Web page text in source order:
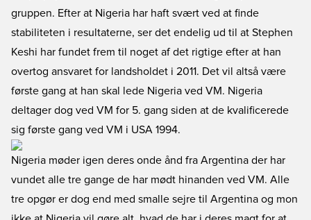
gruppen. Efter at Nigeria har haft svært ved at finde
stabiliteten i resultaterne, ser det endelig ud til at Stephen
Keshi har fundet frem til noget af det rigtige efter at han
overtog ansvaret for landsholdet i 2011. Det vil altså være
første gang at han skal lede Nigeria ved VM. Nigeria
deltager dog ved VM for 5. gang siden at de kvalificerede
sig første gang ved VM i USA 1994.
Nigeria møder igen deres onde ånd fra Argentina der har
vundet alle tre gange de har mødt hinanden ved VM. Alle
tre opgør er dog end med smalle sejre til Argentina og mon